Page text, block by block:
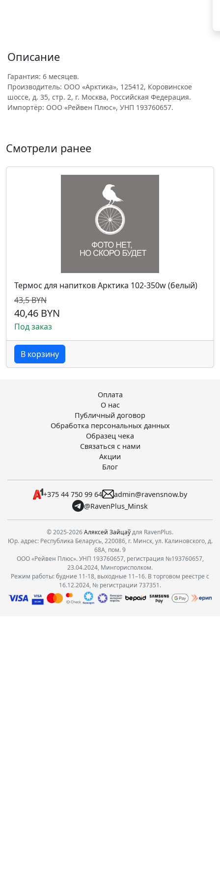
Описание
Гарантия: 6 месяцев.
Производитель: ООО «Арктика», 125412, Коровинское
шоссе, д. 35, стр. 2, г. Москва, Российская Федерация.
Импортёр: ООО «Рейвен Плюс», УНП 193760657.
Смотрели ранее
Термос для напитков Арктика 102-350w (белый)
43,5 BYN
40,46 BYN
Под заказ
В корзину
Оплата
О нас
Публичный договор
Обработка персональных данных
Образец чека
Связаться с нами
Акции
Блог
+375 44 750 99 64
admin@ravensnow.by
@RavenPlus_Minsk
© 2025-2026Аляксей Зайцаўдля RavenPlus.
Юр. адрес: Республика Беларусь, 220086, г. Минск, ул. Калиновского, д.
68А, пом. 9
ООО «Рейвен Плюс». УНП 193760657, регистрация №193760657,
23.04.2024, Мингорисполком.
Режим работы: будние 11-18, выходные 11–16. В торговом реестре с
16.12.2024, № регистрации 737351.